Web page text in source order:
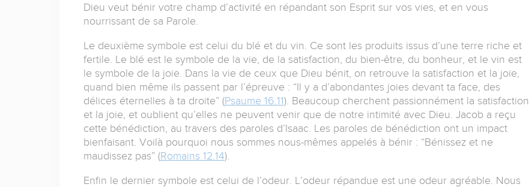
Dieu veut bénir votre champ d’activité en répandant son Esprit sur vos vies, et en vous
nourrissant de sa Parole.
Le deuxième symbole est celui du blé et du vin. Ce sont les produits issus d’une terre riche et
fertile. Le blé est le symbole de la vie, de la satisfaction, du bien-être, du bonheur, et le vin est
le symbole de la joie. Dans la vie de ceux que Dieu bénit, on retrouve la satisfaction et la joie,
quand bien même ils passent par l’épreuve : “Il y a d’abondantes joies devant ta face, des
délices éternelles à ta droite” (Psaume 16.11). Beaucoup cherchent passionnément la satisfaction
et la joie, et oublient qu’elles ne peuvent venir que de notre intimité avec Dieu. Jacob a reçu
cette bénédiction, au travers des paroles d’Isaac. Les paroles de bénédiction ont un impact
bienfaisant. Voilà pourquoi nous sommes nous-mêmes appelés à bénir : “Bénissez et ne
maudissez pas” (Romains 12.14).
Enfin le dernier symbole est celui de l’odeur. L’odeur répandue est une odeur agréable. Nous